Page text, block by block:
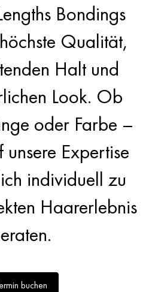
Bondings
Qualität,
Halt und
Look. Ob
oder Farbe –
Expertise
individuell zu
Haarerlebnis
buchen